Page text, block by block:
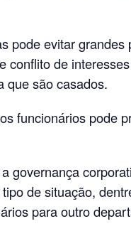
pode evitar grandes
conflito de
que são casados.
funcionários pode
governança
de situação,
para outro